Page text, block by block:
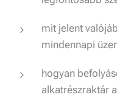
mit jelent
mindennapi
hogyan
alkatrészraktár